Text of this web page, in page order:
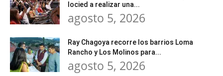
Iocied a realizar una...
agosto 5, 2026
Ray Chagoya recorre los barrios Loma
Rancho y Los Molinos para...
agosto 5, 2026